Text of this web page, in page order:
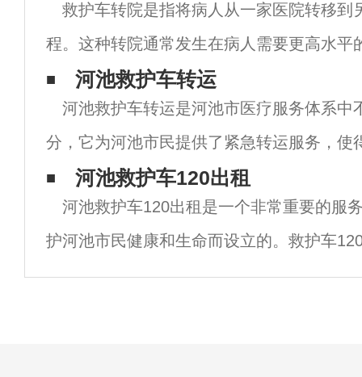
救护车转院是指将病人从一家医院转移到
程。这种转院通常发生在病人需要更高水平
需要在不同的医院进行手术治疗的情况下。
救护车可以提供快速、安全、有效的病人转
河池救护车转运
河池救护车转运是河池市医疗服务体系中
分，它为河池市民提供了紧急转运服务，使
短的时间内到达医院接受治疗。在这篇文章
河池救护车转运的优势、特点以及它对河池
河池救护车120出租
河池救护车120出租是一个非常重要的服
护河池市民健康和生命而设立的。救护车
急医疗服务，它提供专业的医疗技术和设备